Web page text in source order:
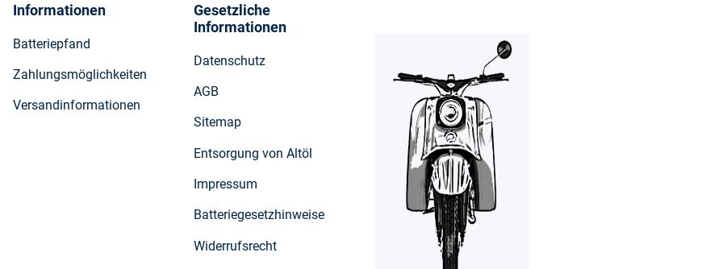
Informationen
Batteriepfand
Zahlungsmöglichkeiten
Versandinformationen
Gesetzliche
Informationen
Datenschutz
AGB
Sitemap
Entsorgung von Altöl
Impressum
Batteriegesetzhinweise
Widerrufsrecht